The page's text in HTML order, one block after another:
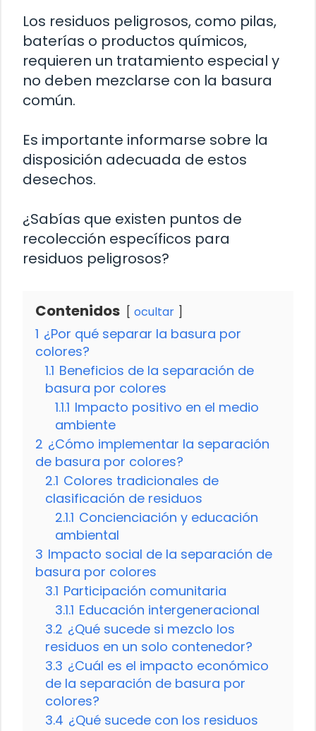
Los residuos peligrosos, como pilas,
baterías o productos químicos,
requieren un tratamiento especial y
no deben mezclarse con la basura
común.
Es importante informarse sobre la
disposición adecuada de estos
desechos.
¿Sabías que existen puntos de
recolección específicos para
residuos peligrosos?
Contenidos ocultar
1 ¿Por qué separar la basura por
colores?
1.1 Beneficios de la separación de
basura por colores
1.1.1 Impacto positivo en el medio
ambiente
2 ¿Cómo implementar la separación
de basura por colores?
2.1 Colores tradicionales de
clasificación de residuos
2.1.1 Concienciación y educación
ambiental
3 Impacto social de la separación de
basura por colores
3.1 Participación comunitaria
3.1.1 Educación intergeneracional
3.2 ¿Qué sucede si mezclo los
residuos en un solo contenedor?
3.3 ¿Cuál es el impacto económico
de la separación de basura por
colores?
3.4 ¿Qué sucede con los residuos